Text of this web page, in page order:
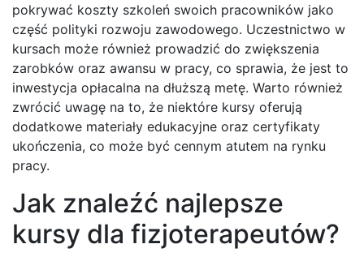
pokrywać koszty szkoleń swoich pracowników jako
część polityki rozwoju zawodowego. Uczestnictwo w
kursach może również prowadzić do zwiększenia
zarobków oraz awansu w pracy, co sprawia, że jest to
inwestycja opłacalna na dłuższą metę. Warto również
zwrócić uwagę na to, że niektóre kursy oferują
dodatkowe materiały edukacyjne oraz certyfikaty
ukończenia, co może być cennym atutem na rynku
pracy.
Jak znaleźć najlepsze
kursy dla fizjoterapeutów?